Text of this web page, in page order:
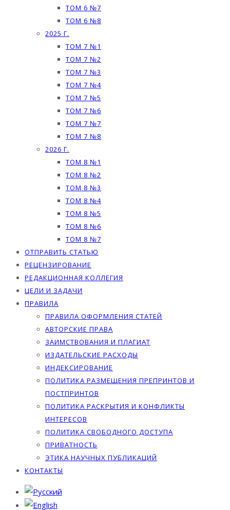
ТОМ 6 №7
ТОМ 6 №8
2025 Г.
ТОМ 7 №1
ТОМ 7 №2
ТОМ 7 №3
ТОМ 7 №4
ТОМ 7 №5
ТОМ 7 №6
ТОМ 7 №7
ТОМ 7 №8
2026 Г.
ТОМ 8 №1
ТОМ 8 №2
ТОМ 8 №3
ТОМ 8 №4
ТОМ 8 №5
ТОМ 8 №6
ТОМ 8 №7
ОТПРАВИТЬ СТАТЬЮ
РЕЦЕНЗИРОВАНИЕ
РЕДАКЦИОННАЯ КОЛЛЕГИЯ
ЦЕЛИ И ЗАДАЧИ
ПРАВИЛА
ПРАВИЛА ОФОРМЛЕНИЯ СТАТЕЙ
АВТОРСКИЕ ПРАВА
ЗАИМСТВОВАНИЯ И ПЛАГИАТ
ИЗДАТЕЛЬСКИЕ РАСХОДЫ
ИНДЕКСИРОВАНИЕ
ПОЛИТИКА РАЗМЕЩЕНИЯ ПРЕПРИНТОВ И
ПОСТПРИНТОВ
ПОЛИТИКА РАСКРЫТИЯ И КОНФЛИКТЫ
ИНТЕРЕСОВ
ПОЛИТИКА СВОБОДНОГО ДОСТУПА
ПРИВАТНОСТЬ
ЭТИКА НАУЧНЫХ ПУБЛИКАЦИЙ
КОНТАКТЫ